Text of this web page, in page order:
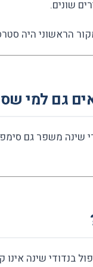
שונים.
הראשוני היה
גם למי
משפר גם
בנדודי שינה